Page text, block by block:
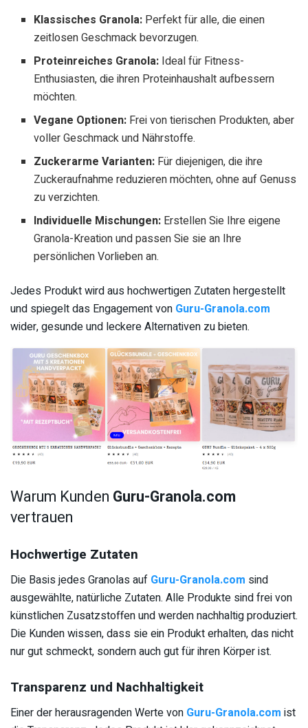
Klassisches Granola: Perfekt für alle, die einen
zeitlosen Geschmack bevorzugen.
Proteinreiches Granola: Ideal für Fitness-
Enthusiasten, die ihren Proteinhaushalt aufbessern
möchten.
Vegane Optionen: Frei von tierischen Produkten, aber
voller Geschmack und Nährstoffe.
Zuckerarme Varianten: Für diejenigen, die ihre
Zuckeraufnahme reduzieren möchten, ohne auf Genuss
zu verzichten.
Individuelle Mischungen: Erstellen Sie Ihre eigene
Granola-Kreation und passen Sie sie an Ihre
persönlichen Vorlieben an.
Jedes Produkt wird aus hochwertigen Zutaten hergestellt
und spiegelt das Engagement von Guru-Granola.com
wider, gesunde und leckere Alternativen zu bieten.
Warum Kunden Guru-Granola.com
vertrauen
Hochwertige Zutaten
Die Basis jedes Granolas auf Guru-Granola.com sind
ausgewählte, natürliche Zutaten. Alle Produkte sind frei von
künstlichen Zusatzstoffen und werden nachhaltig produziert.
Die Kunden wissen, dass sie ein Produkt erhalten, das nicht
nur gut schmeckt, sondern auch gut für ihren Körper ist.
Transparenz und Nachhaltigkeit
Einer der herausragenden Werte von Guru-Granola.com ist